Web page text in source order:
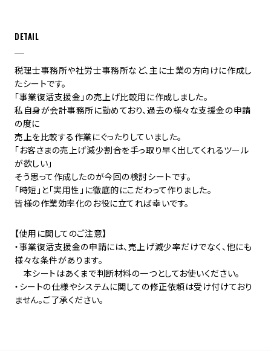
DETAIL
税理士事務所や社労士事務所など、主に士業の方向けに作成し
たシートです。
「事業復活支援金」の売上げ比較用に作成しました。
私自身が会計事務所に勤めており、過去の様々な支援金の申請
の度に
売上を比較する作業にぐったりしていました。
「お客さまの売上げ減少割合を手っ取り早く出してくれるツール
が欲しい」
そう思って作成したのが今回の検討シートです。
「時短」と「実用性」に徹底的にこだわって作りました。
皆様の作業効率化のお役に立てれば幸いです。
【使用に関してのご注意】
・事業復活支援金の申請には、売上げ減少率だけでなく、他にも
様々な条件があります。
本シートはあくまで判断材料の一つとしてお使いください。
・シートの仕様やシステムに関しての修正依頼は受け付けており
ません。ご了承ください。